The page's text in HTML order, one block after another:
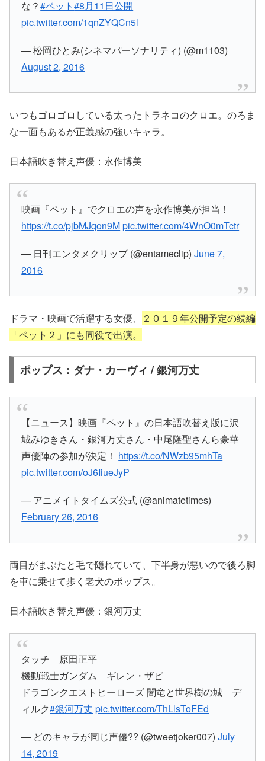
な？#ペット#8月11日公開
pic.twitter.com/1qnZYQCn5l
— 松岡ひとみ(シネマパーソナリティ) (@m1103)
August 2, 2016
いつもゴロゴロしている太ったトラネコのクロエ。のろま
な一面もあるが正義感の強いキャラ。
日本語吹き替え声優：永作博美
映画『ペット』でクロエの声を永作博美が担当！
https://t.co/pjbMJqon9Mpic.twitter.com/4WnO0mTctr
— 日刊エンタメクリップ (@entameclip)June 7,
2016
ドラマ・映画で活躍する女優、
２０１９年公開予定の続編
「ペット２」にも同役で出演。
ポップス：ダナ・カーヴィ / 銀河万丈
【ニュース】映画『ペット』の日本語吹替え版に沢
城みゆきさん・銀河万丈さん・中尾隆聖さんら豪華
声優陣の参加が決定！ https://t.co/NWzb95mhTa
pic.twitter.com/oJ6IiueJyP
— アニメイトタイムズ公式 (@animatetimes)
February 26, 2016
両目がまぶたと毛で隠れていて、下半身が悪いので後ろ脚
を車に乗せて歩く老犬のポップス。
日本語吹き替え声優：銀河万丈
タッチ 原田正平
機動戦士ガンダム ギレン・ザビ
ドラゴンクエストヒーローズ 闇竜と世界樹の城 デ
ィルク#銀河万丈 pic.twitter.com/ThLlsToFEd
— どのキャラが同じ声優?? (@tweetjoker007)July
14, 2019